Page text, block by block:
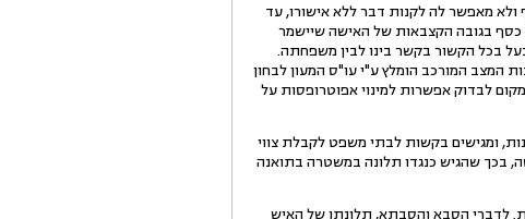
מאפשר לה לקנות דבר ללא אישורו, עד
לאחרונה ביום 3.10.2013 סוכם עם הבעל שיעביר כסף בגובה הקצבאות של האישה שיישמר
בכל הקשור בקשר בינו לבין משפחתה.
המצב המורכב הומלץ ע"י עו"ס המעון לבחון
מקום לבדוק אפשרות למינוי אפוטרופסות על
ומגישים בקשות לבתי משפט לקבלת צווי
בכך שהגיש כנגדו תלונה במשטרה בתואנה
צרפתית. לדברי הסבא והסבתא, תלונתו של האיש